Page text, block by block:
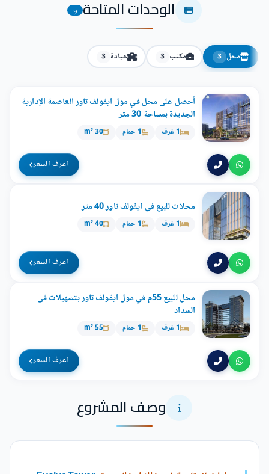
الوحدات المتاحة 9
محل 3 مكتب 3 عيادة 3
أحصل على محل في مول ايفولف تاور العاصمة الإدارية
الجديدة بمساحة 30 متر
1 غرف 1 حمام 30 m²
اعرف السعر
محلات للبيع في ايفولف تاور 40 متر
1 غرف 1 حمام 40 m²
اعرف السعر
محل للبيع 55م في مول ايفولف تاور بتسهيلات فى
السداد
1 غرف 1 حمام 55 m²
اعرف السعر
وصف المشروع